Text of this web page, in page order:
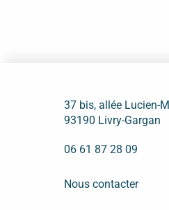
37 bis, allée Lucien-
93190 Livry-Gargan
06 61 87 28 09
Nous contacter